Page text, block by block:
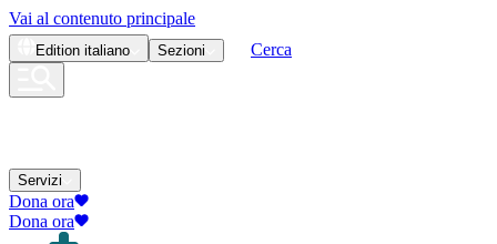
Vai al contenuto principale
Edition italiano Sezioni Cerca
Servizi
Dona ora
Dona ora